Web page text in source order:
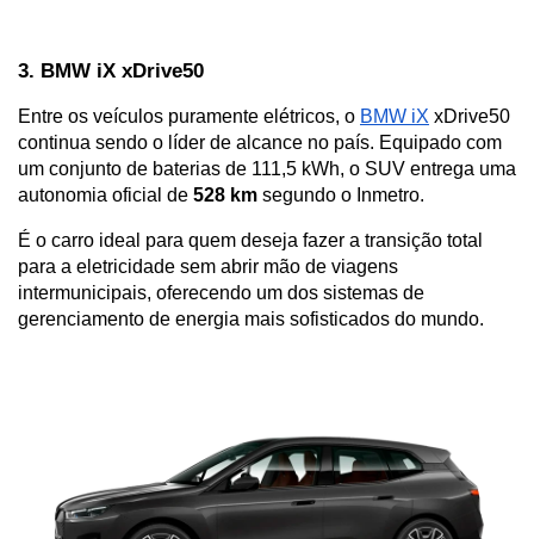
3. BMW iX xDrive50
Entre os veículos puramente elétricos, o BMW iX xDrive50
continua sendo o líder de alcance no país. Equipado com
um conjunto de baterias de 111,5 kWh, o SUV entrega uma
autonomia oficial de 528 km segundo o Inmetro.
É o carro ideal para quem deseja fazer a transição total
para a eletricidade sem abrir mão de viagens
intermunicipais, oferecendo um dos sistemas de
gerenciamento de energia mais sofisticados do mundo.